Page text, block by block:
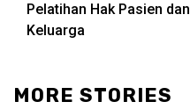
Pelatihan Hak Pasien dan
Keluarga
MORE STORIES